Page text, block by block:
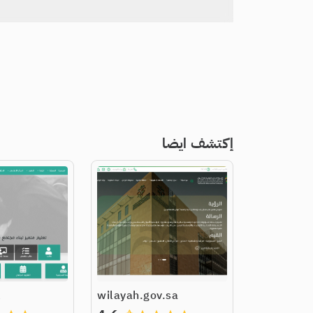
إكتشف ايضا
wilayah.gov.sa